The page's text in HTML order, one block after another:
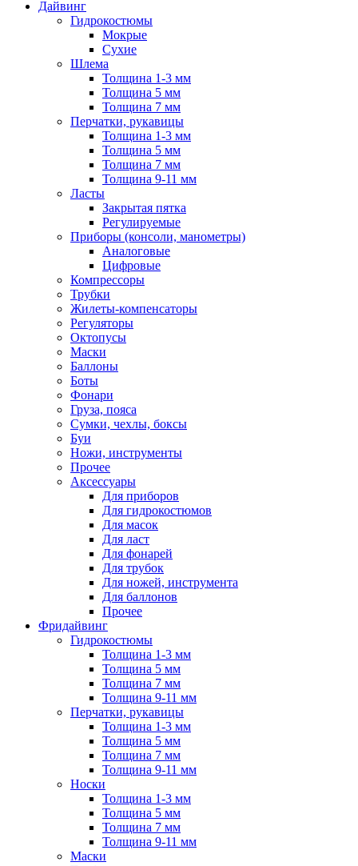
Дайвинг
Гидрокостюмы
Мокрые
Сухие
Шлема
Толщина 1-3 мм
Толщина 5 мм
Толщина 7 мм
Перчатки, рукавицы
Толщина 1-3 мм
Толщина 5 мм
Толщина 7 мм
Толщина 9-11 мм
Ласты
Закрытая пятка
Регулируемые
Приборы (консоли, манометры)
Аналоговые
Цифровые
Компрессоры
Трубки
Жилеты-компенсаторы
Регуляторы
Октопусы
Маски
Баллоны
Боты
Фонари
Груза, пояса
Сумки, чехлы, боксы
Буи
Ножи, инструменты
Прочее
Аксессуары
Для приборов
Для гидрокостюмов
Для масок
Для ласт
Для фонарей
Для трубок
Для ножей, инструмента
Для баллонов
Прочее
Фридайвинг
Гидрокостюмы
Толщина 1-3 мм
Толщина 5 мм
Толщина 7 мм
Толщина 9-11 мм
Перчатки, рукавицы
Толщина 1-3 мм
Толщина 5 мм
Толщина 7 мм
Толщина 9-11 мм
Носки
Толщина 1-3 мм
Толщина 5 мм
Толщина 7 мм
Толщина 9-11 мм
Маски